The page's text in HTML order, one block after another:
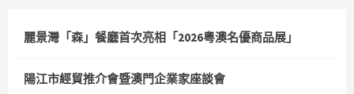
麗景灣「森」餐廳首次亮相「2026粵澳名優商品展」
陽江市經貿推介會暨澳門企業家座談會